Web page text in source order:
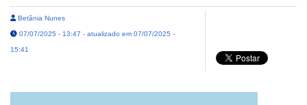
Betânia Nunes
07/07/2025 - 13:47 - atualizado em 07/07/2025 -
15:41